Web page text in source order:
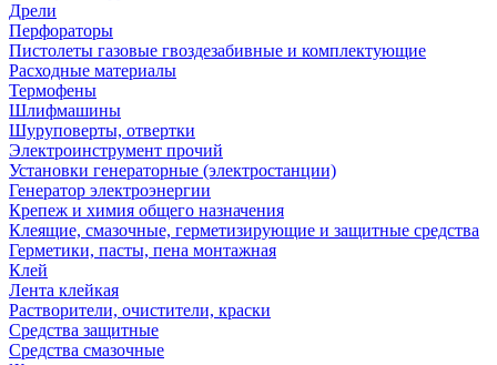
Дрели
Перфораторы
Пистолеты газовые гвоздезабивные и комплектующие
Расходные материалы
Термофены
Шлифмашины
Шуруповерты, отвертки
Электроинструмент прочий
Установки генераторные (электростанции)
Генератор электроэнергии
Крепеж и химия общего назначения
Клеящие, смазочные, герметизирующие и защитные средства
Герметики, пасты, пена монтажная
Клей
Лента клейкая
Растворители, очистители, краски
Средства защитные
Средства смазочные